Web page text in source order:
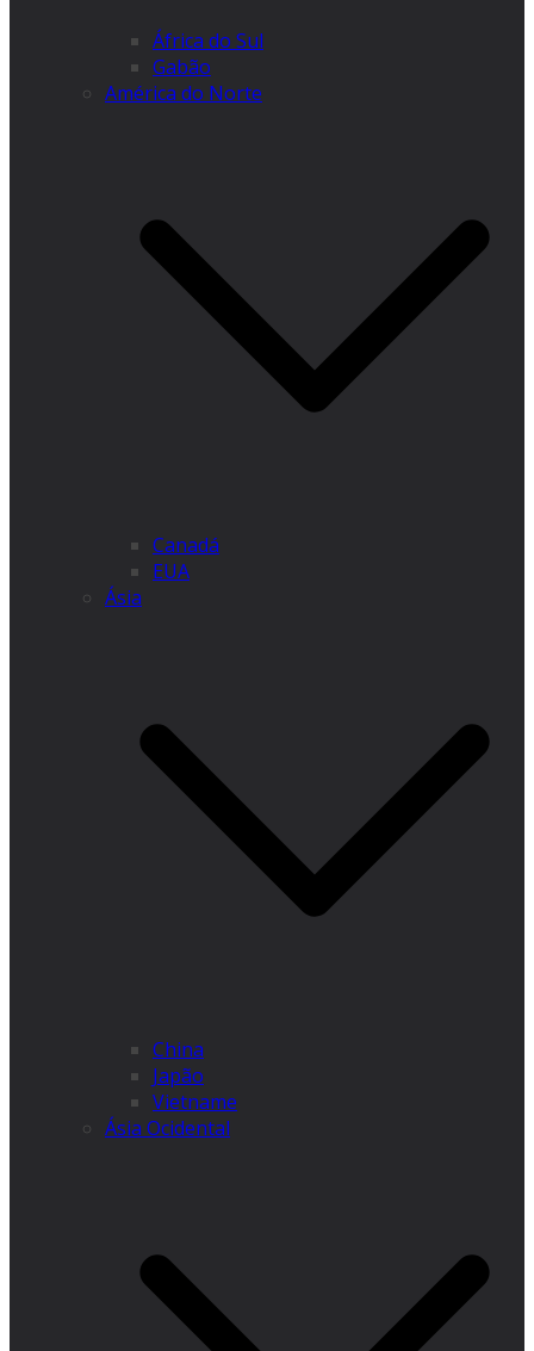
África do Sul
Gabão
América do Norte
Canadá
EUA
Ásia
China
Japão
Vietname
Ásia Ocidental